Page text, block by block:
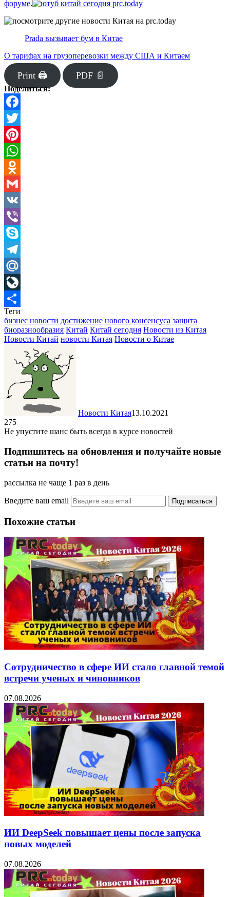
форуме.
Prada вызывает бум в Китае
О тарифах на грузоперевозки между США и Китаем
Print 🖨 PDF 📄
Поделиться:
Facebook
Twitter
Pinterest
WhatsApp
Odnoklassniki
Gmail
VK
Viber
Skype
Telegram
Mail.Ru
LiveJournal
Отправить
Теги
бизнес новости достижение нового консенсуса защита
биоразнообразия Китай Китай сегодня Новости из Китая
Новости Китай новости Китая Новости о Китае
Новости Китая13.10.2021
275
Не упустите шанс быть всегда в курсе новостей
Подпишитесь на обновления и получайте новые
статьи на почту!
рассылка не чаще 1 раз в день
Введите ваш email
Похожие статьи
Сотрудничество в сфере ИИ стало главной темой
встречи ученых и чиновников
07.08.2026
ИИ DeepSeek повышает цены после запуска
новых моделей
07.08.2026